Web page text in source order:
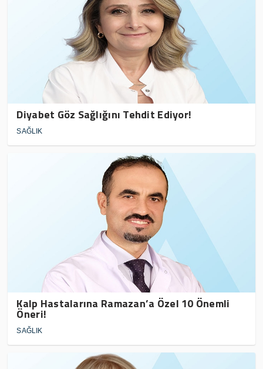
Diyabet Göz Sağlığını Tehdit Ediyor!
SAĞLIK
Kalp Hastalarına Ramazan’a Özel 10 Önemli
Öneri!
SAĞLIK